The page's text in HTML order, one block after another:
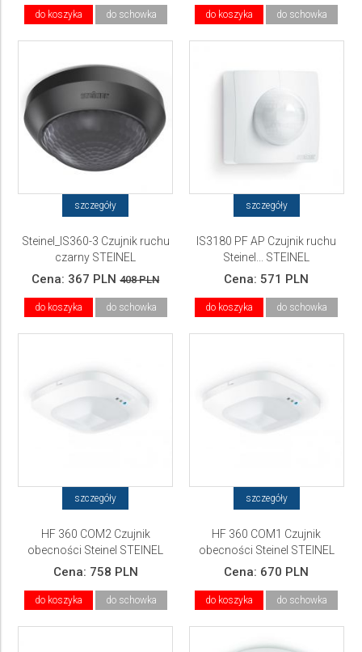
do koszyka do schowka do koszyka do schowka
szczegóły
Steinel_IS360-3 Czujnik ruchu
czarny STEINEL
Cena: 367 PLN 408 PLN
do koszyka do schowka
szczegóły
IS3180 PF AP Czujnik ruchu
Steinel... STEINEL
Cena: 571 PLN
do koszyka do schowka
szczegóły
HF 360 COM2 Czujnik
obecności Steinel STEINEL
Cena: 758 PLN
do koszyka do schowka
szczegóły
HF 360 COM1 Czujnik
obecności Steinel STEINEL
Cena: 670 PLN
do koszyka do schowka